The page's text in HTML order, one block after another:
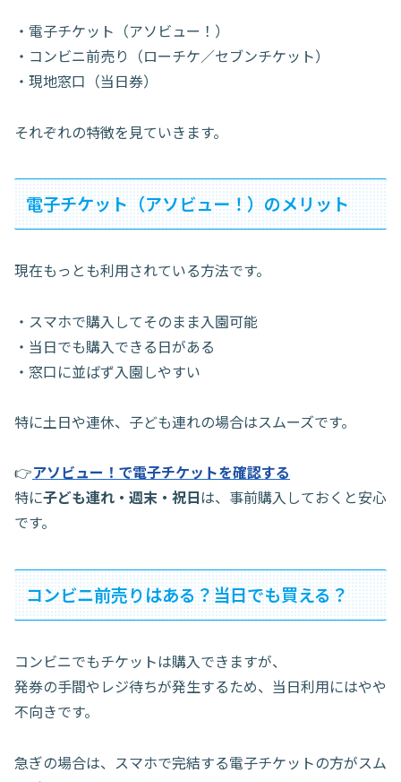
・電子チケット（アソビュー！）
・コンビニ前売り（ローチケ／セブンチケット）
・現地窓口（当日券）
それぞれの特徴を見ていきます。
電子チケット（アソビュー！）のメリット
現在もっとも利用されている方法です。
・スマホで購入してそのまま入園可能
・当日でも購入できる日がある
・窓口に並ばず入園しやすい
特に土日や連休、子ども連れの場合はスムーズです。
👉アソビュー！で電子チケットを確認する
特に子ども連れ・週末・祝日は、事前購入しておくと安心
です。
コンビニ前売りはある？当日でも買える？
コンビニでもチケットは購入できますが、
発券の手間やレジ待ちが発生するため、当日利用にはやや
不向きです。
急ぎの場合は、スマホで完結する電子チケットの方がスム